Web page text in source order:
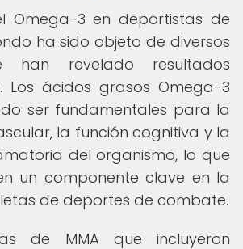
Omega-3 en deportistas de
ha sido objeto de diversos
han revelado resultados
Los ácidos grasos Omega-3
ser fundamentales para la
la función cognitiva y la
del organismo, lo que
un componente clave en la
de deportes de combate.
de MMA que incluyeron